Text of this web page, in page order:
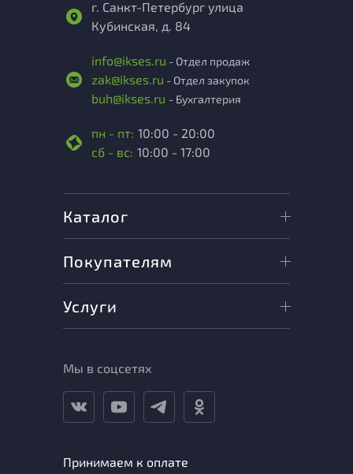
г. Санкт-Петербург улица
Кубинская, д. 84
info@ikses.ru - Отдел продаж
zak@ikses.ru - Отдел закупок
buh@ikses.ru - Бухгалтерия
пн - пт: 10:00 - 20:00
сб - вс: 10:00 - 17:00
Каталог
Покупателям
Услуги
Мы в соцсетях
Принимаем к оплате